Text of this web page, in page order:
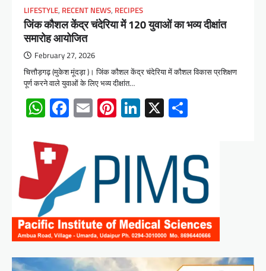
LIFESTYLE, RECENT NEWS, RECIPES
जिंक कौशल केंद्र चंदेरिया में 120 युवाओं का भव्य दीक्षांत
समारोह आयोजित
February 27, 2026
चित्तौड़गढ़ (मुकेश मूंदड़ा )। जिंक कौशल केंद्र चंदेरिया में कौशल विकास प्रशिक्षण
पूर्ण करने वाले युवाओं के लिए भव्य दीक्षांत…
WhatsApp
Facebook
EmailPinterest
LinkedIn
X